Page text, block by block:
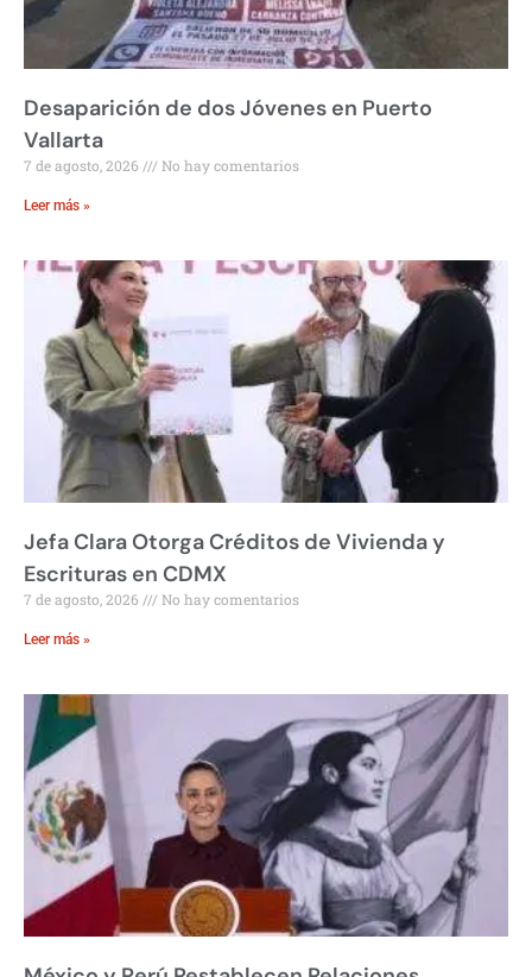
Desaparición de dos Jóvenes en Puerto
Vallarta
7 de agosto, 2026 No hay comentarios
Leer más »
Jefa Clara Otorga Créditos de Vivienda y
Escrituras en CDMX
7 de agosto, 2026 No hay comentarios
Leer más »